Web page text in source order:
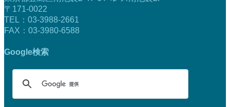
〒171-0022
TEL：03-3988-2661
FAX：03-3980-6588
Google検索